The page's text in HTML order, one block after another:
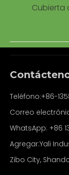
Teléfono:+86-
Correo
WhatsApp: +86
Agregar:Yali
Zibo City,